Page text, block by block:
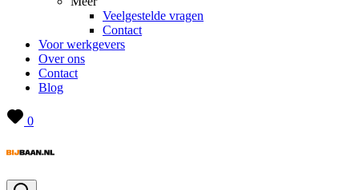
Veelgestelde vragen
Contact
Voor werkgevers
Over ons
Contact
Blog
0